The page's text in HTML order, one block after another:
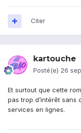
Citer
kartouche
Posté(e) 26
Et surtout que cette
pas trop d’intérêt sans
services en lignes.